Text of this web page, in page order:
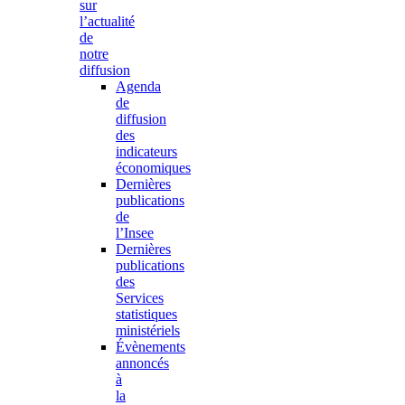
sur
l’actualité
de
notre
diffusion
Agenda
de
diffusion
des
indicateurs
économiques
Dernières
publications
de
l’Insee
Dernières
publications
des
Services
statistiques
ministériels
Évènements
annoncés
à
la